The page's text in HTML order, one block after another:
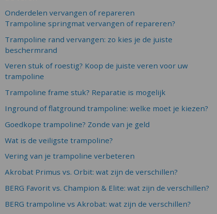
Onderdelen vervangen of repareren
Trampoline springmat vervangen of repareren?
Trampoline rand vervangen: zo kies je de juiste
beschermrand
Veren stuk of roestig? Koop de juiste veren voor uw
trampoline
Trampoline frame stuk? Reparatie is mogelijk
Inground of flatground trampoline: welke moet je kiezen?
Goedkope trampoline? Zonde van je geld
Wat is de veiligste trampoline?
Vering van je trampoline verbeteren
Akrobat Primus vs. Orbit: wat zijn de verschillen?
BERG Favorit vs. Champion & Elite: wat zijn de verschillen?
BERG trampoline vs Akrobat: wat zijn de verschillen?